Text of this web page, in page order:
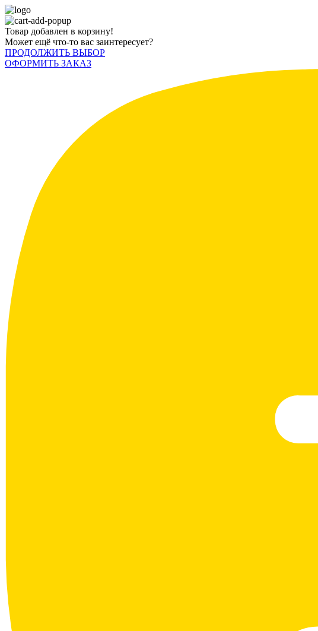
Товар добавлен в корзину!
Может ещё что-то вас заинтересует?
ПРОДОЛЖИТЬ ВЫБОР
ОФОРМИТЬ ЗАКАЗ